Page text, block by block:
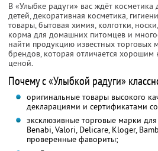
В «Улыбке радуги» вас ждёт
детей, декоративная косметика,
товары, бытовая химия, колготки,
корма для домашних питомцев и
найти продукцию известных торговых
брендов, которая отличается хорошим
ценой.
Почему с «Улыбкой радуги»
оригинальные товары высокого
декларациями и сертификатами
эксклюзивные торговые марки
Benabi, Valori, Delicare, Kloger,
проверенные фавориты;